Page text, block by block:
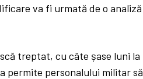
va fi urmată de o analiză
treptat, cu câte șase luni la
permite personalului militar să